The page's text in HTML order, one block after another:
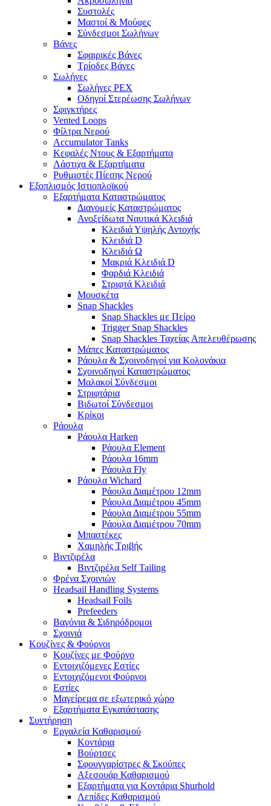
Συστολές
Μαστοί & Μούφες
Σύνδεσμοι Σωλήνων
Βάνες
Σφαιρικές Βάνες
Τρίοδες Βάνες
Σωλήνες
Σωλήνες PEX
Οδηγοί Στερέωσης Σωλήνων
Σφιγκτήρες
Vented Loops
Φίλτρα Νερού
Accumulator Tanks
Κεφαλές Ντους & Εξαρτήματα
Λάστιχα & Εξαρτήματα
Ρυθμιστές Πίεσης Νερού
Εξοπλισμός Ιστιοπλοϊκού
Εξαρτήματα Καταστρώματος
Διανομείς Καταστρώματος
Ανοξείδωτα Ναυτικά Κλειδιά
Κλειδιά Υψηλής Αντοχής
Κλειδιά D
Κλειδιά Ω
Μακριά Κλειδιά D
Φαρδιά Κλειδιά
Στριφτά Κλειδιά
Μουσκέτα
Snap Shackles
Snap Shackles με Πείρο
Trigger Snap Shackles
Snap Shackles Ταχείας Απελευθέρωσης
Μάπες Καταστρώματος
Ράουλα & Σχοινοδηγοί για Κολονάκια
Σχοινοδηγοί Καταστρώματος
Μαλακοί Σύνδεσμοι
Στριφτάρια
Βιδωτοί Σύνδεσμοι
Κρίκοι
Ράουλα
Ράουλα Harken
Ράουλα Element
Ράουλα 16mm
Ράουλα Fly
Ράουλα Wichard
Ράουλα Διαμέτρου 12mm
Ράουλα Διαμέτρου 45mm
Ράουλα Διαμέτρου 55mm
Ράουλα Διαμέτρου 70mm
Μπαστέκες
Χαμηλής Τριβής
Βιντζιρέλα
Βιντζιρέλα Self Tailing
Φρένα Σχοινιών
Headsail Handling Systems
Headsail Foils
Prefeeders
Βαγόνια & Σιδηρόδρομοι
Σχοινιά
Κουζίνες & Φούρνοι
Κουζίνες με Φούρνο
Εντοιχιζόμενες Εστίες
Εντοιχιζόμενοι Φούρνοι
Εστίες
Μαγείρεμα σε εξωτερικό χώρο
Εξαρτήματα Εγκατάστασης
Συντήρηση
Εργαλεία Καθαρισμού
Κοντάρια
Βούρτσες
Σφουγγαρίστρες & Σκούπες
Αξεσουάρ Καθαρισμού
Εξαρτήματα για Κοντάρια Shurhold
Λεπίδες Καθαρισμού